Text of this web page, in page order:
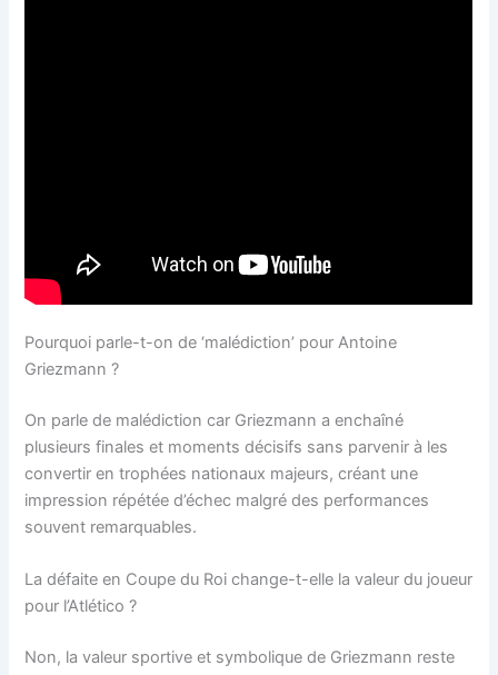
Pourquoi parle-t-on de ‘malédiction’ pour Antoine
Griezmann ?
On parle de malédiction car Griezmann a enchaîné
plusieurs finales et moments décisifs sans parvenir à les
convertir en trophées nationaux majeurs, créant une
impression répétée d’échec malgré des performances
souvent remarquables.
La défaite en Coupe du Roi change-t-elle la valeur du joueur
pour l’Atlético ?
Non, la valeur sportive et symbolique de Griezmann reste